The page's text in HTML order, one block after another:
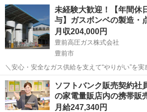
す。 【具体的な仕事内容】 ■高圧ガスボンベの配送 ■ ボンベ交換作業
■お客様への...
福岡 豊前市 配送 未経験
未経験大歓迎！【年間休
与】ガスボンベの製造・
月収204,000円
豊前高圧ガス株式会社
豊前市
＼安心・安全なガス供給を支えて“やりがい”を実
【具体的な仕事内容】 ■ 高圧ガス容器の検査
機械を使ったテストを行
福岡 豊前市 その他 未経験
ソフトバンク販売契約社
の家電量販店内の携帯販
月給247,340円